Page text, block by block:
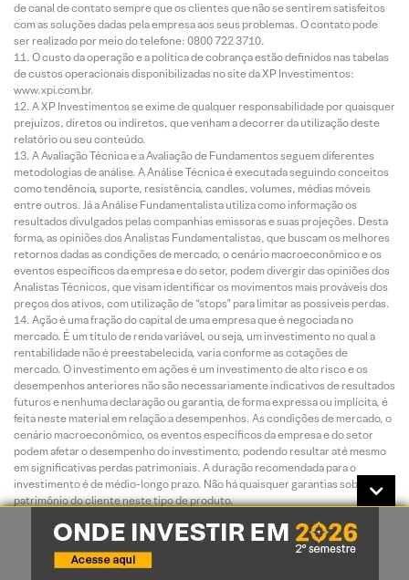
de canal de contato sempre que os clientes que não se sentirem satisfeitos
com as soluções dadas pela empresa aos seus problemas. O contato pode
ser realizado por meio do telefone: 0800 722 3710.
O custo da operação e a política de cobrança estão definidos nas tabelas
de custos operacionais disponibilizadas no site da XP Investimentos:
www.xpi.com.br.
A XP Investimentos se exime de qualquer responsabilidade por quaisquer
prejuízos, diretos ou indiretos, que venham a decorrer da utilização deste
relatório ou seu conteúdo.
A Avaliação Técnica e a Avaliação de Fundamentos seguem diferentes
metodologias de análise. A Análise Técnica é executada seguindo conceitos
como tendência, suporte, resistência, candles, volumes, médias móveis
entre outros. Já a Análise Fundamentalista utiliza como informação os
resultados divulgados pelas companhias emissoras e suas projeções. Desta
forma, as opiniões dos Analistas Fundamentalistas, que buscam os melhores
retornos dadas as condições de mercado, o cenário macroeconômico e os
eventos específicos da empresa e do setor, podem divergir das opiniões dos
Analistas Técnicos, que visam identificar os movimentos mais prováveis dos
preços dos ativos, com utilização de “stops” para limitar as possíveis perdas.
Ação é uma fração do capital de uma empresa que é negociada no
mercado. É um título de renda variável, ou seja, um investimento no qual a
rentabilidade não é preestabelecida, varia conforme as cotações de
mercado. O investimento em ações é um investimento de alto risco e os
desempenhos anteriores não são necessariamente indicativos de resultados
futuros e nenhuma declaração ou garantia, de forma expressa ou implícita, é
feita neste material em relação a desempenhos. As condições de mercado, o
cenário macroeconômico, os eventos específicos da empresa e do setor
podem afetar o desempenho do investimento, podendo resultar até mesmo
em significativas perdas patrimoniais. A duração recomendada para o
investimento é de médio-longo prazo. Não há quaisquer garantias sobre o
patrimônio do cliente neste tipo de produto.
investidores de perfil agressivo, de acordo com a política de suitability
praticada pela XP Investimentos. No mercado de opções, são negociados
direitos de compra ou venda de um bem por preço fixado em data futura,